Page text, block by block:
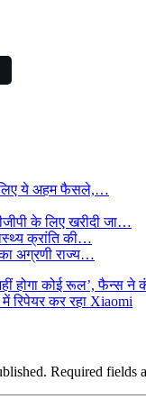
लिए ये अहम फैसले,…
के लिए खरीदी जा…
क्रांति की…
अग्रणी राज्य…
होगा कोई रूल’, फैन्स ने
रिपेयर कर रहा Xiaomi
Required fields